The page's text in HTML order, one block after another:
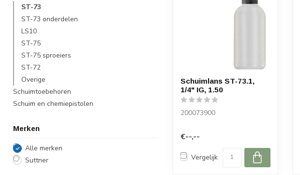
ST-73
ST-73 onderdelen
LS10
ST-75
ST-75 sproeiers
ST-72
Overige
Schuimtoebehoren
Schuim en chemiepistolen
Merken
Alle merken
Suttner
Schuimlans ST-73.1,
1/4" IG, 1.50
200073900
€--,--
Vergelijk